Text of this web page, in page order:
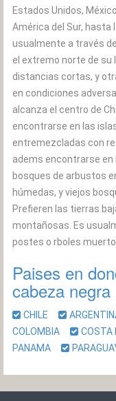
Estados Unidos,
América del Sur, hasta
usualmente a través
el extremo norte de su
distancias cortas, y
en condiciones
alcanza el centro de
encontrarse en las
entremezcladas con
adems encontrarse en
bosques de arbustos
húmedas, y viejos
Prefieren las tierras
montañosas. Es
postes o rboles
Paises en
cabeza negra
CHILE
COLOMBIA
COSTA
PANAMA